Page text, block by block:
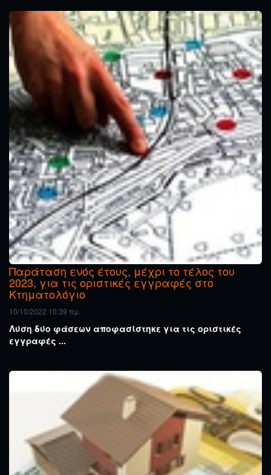
Παράταση ενός έτους, μέχρι το τέλος του
2023, για τις οριστικές εγγραφές στο
Κτηματολόγιο
10/10/2022 10:39 πμ.
Λύση δύο φάσεων αποφασίστηκε για τις οριστικές
εγγραφές ...